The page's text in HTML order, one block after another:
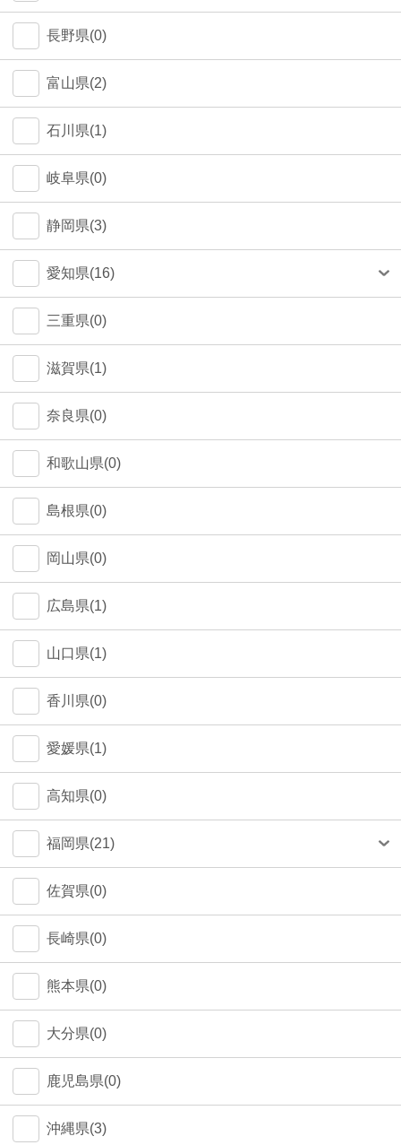
荒川区(0)
北区(0)
中野区(0)
江東区(0)
長野県(0)
富山県(2)
石川県(1)
岐阜県(0)
静岡県(3)
愛知県(16)
名古屋市(14)
三重県(0)
滋賀県(1)
奈良県(0)
和歌山県(0)
島根県(0)
岡山県(0)
広島県(1)
山口県(1)
香川県(0)
愛媛県(1)
高知県(0)
福岡県(21)
福岡市(20)
佐賀県(0)
長崎県(0)
熊本県(0)
大分県(0)
鹿児島県(0)
沖縄県(3)